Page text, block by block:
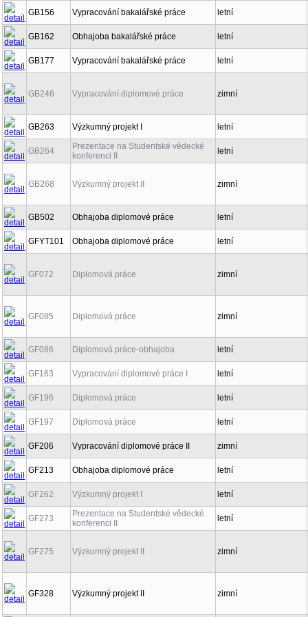
GB156 Vypracování bakalářské práce letní
GB162 Obhajoba bakalářské práce letní
GB177 Vypracování bakalářské práce letní
GB246 Vypracování diplomové práce zimní
GB263 Výzkumný projekt I letní
GB264
Prezentace na Studentské vědecké
konferenci II
letní
GB268 Výzkumný projekt II zimní
GB502 Obhajoba diplomové práce letní
GFYT101 Obhajoba diplomové práce letní
GF072 Diplomová práce zimní
GF085 Diplomová práce zimní
GF086 Diplomová práce-obhajoba letní
GF163 Vypracování diplomové práce I letní
GF196 Diplomová práce letní
GF197 Diplomová práce letní
GF206 Vypracování diplomové práce II zimní
GF213 Obhajoba diplomové práce letní
GF262 Výzkumný projekt I letní
GF273
Prezentace na Studentské vědecké
konferenci II
letní
GF275 Výzkumný projekt II zimní
GF328 Výzkumný projekt II zimní